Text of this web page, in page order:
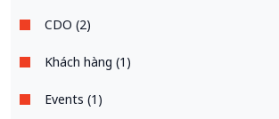
CDO (2)
Khách hàng (1)
Events (1)